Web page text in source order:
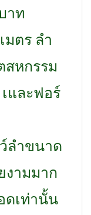
าท
มตร ลำ
สหกรรม
และฟอร์
ลำขนาด
งามมาก
ดเท่านั้น